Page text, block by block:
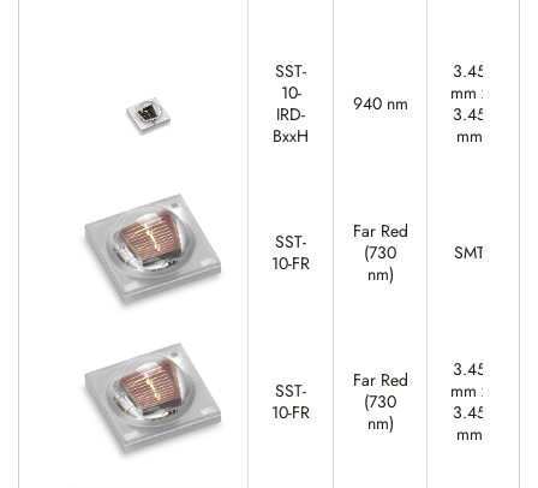
SST-
10-
IRD-
BxxH
940 nm
3.45
mm x
3.45
mm
SST-
10-FR
Far Red
(730
nm)
SMT
SST-
10-FR
Far Red
(730
nm)
3.45
mm x
3.45
mm